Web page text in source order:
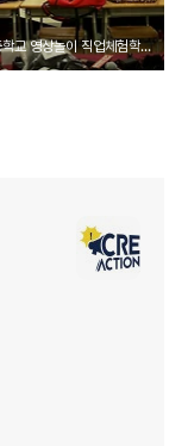
경희 여자중학교 영상놀이 직업체험학습 @맛있는놀이터 (20141106)